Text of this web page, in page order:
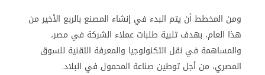
ومن المخطط أن يتم البدء في إنشاء المصنع بالربع الأخير من
هذا العام، بهدف تلبية طلبات عملاء الشركة في مصر،
والمساهمة في نقل التكنولوجيا والمعرفة التقنية للسوق
المصري، من أجل توطين صناعة المحمول في البلاد.